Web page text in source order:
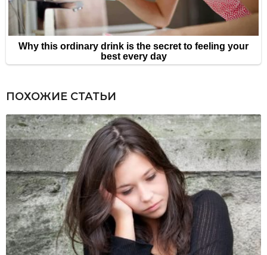
ПОХОЖИЕ СТАТЬИ